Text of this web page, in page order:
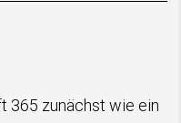
365 zunächst wie ein